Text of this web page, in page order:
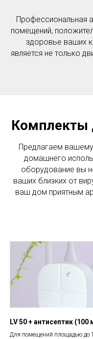
Профессиональная
помещений,
здоровье ваших
является не только
Комплекты
Предлагаем
домашнего
оборудование вы
ваших близких от
ваш дом приятным
LV 50 + антисептик (100
Для помещений площадью до